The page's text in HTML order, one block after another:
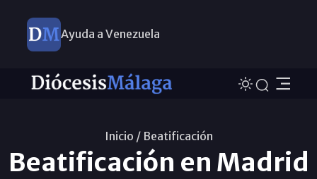
Ayuda a Venezuela
Inicio / Beatificación
Beatificación en Madrid